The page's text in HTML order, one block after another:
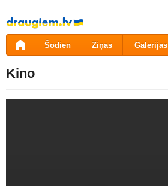
Pāriet
uz
saturu
Šodien Ziņas Galerijas
Kino